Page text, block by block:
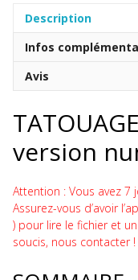
Description
Infos
Avis
version
Attention : Vous avez 7
Assurez-vous d’avoir
) pour lire le fichier et
soucis, nous contacter !